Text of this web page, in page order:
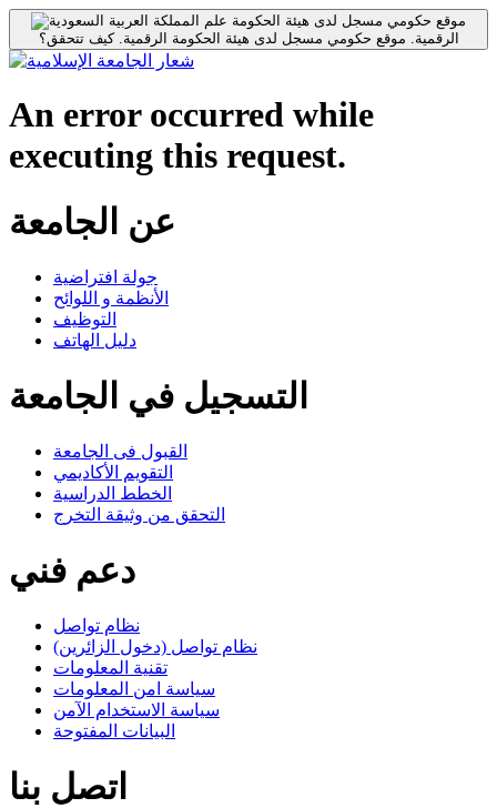
موقع حكومي مسجل لدى هيئة الحكومة
الرقمية. موقع حكومي مسجل لدى هيئة الحكومة الرقمية.كيف تتحقق؟
An error occurred while
executing this request.
عن الجامعة
جولة افتراضية
الأنظمة و اللوائح
التوظيف
دليل الهاتف
التسجيل في الجامعة
القبول فى الجامعة
التقويم الأكاديمي
الخطط الدراسية
التحقق من وثيقة التخرج
دعم فني
نظام تواصل
نظام تواصل (دخول الزائرين)
تقنية المعلومات
سياسة امن المعلومات
سياسة الاستخدام الآمن
البيانات المفتوحة
اتصل بنا